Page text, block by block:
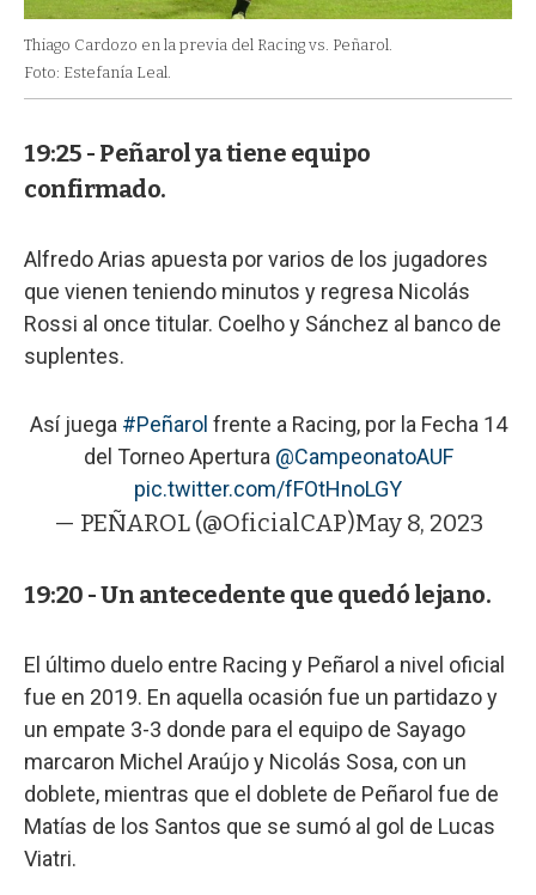
Thiago Cardozo en la previa del Racing vs. Peñarol.
Foto: Estefanía Leal.
19:25 - Peñarol ya tiene equipo
confirmado.
Alfredo Arias apuesta por varios de los jugadores
que vienen teniendo minutos y regresa Nicolás
Rossi al once titular. Coelho y Sánchez al banco de
suplentes.
Así juega #Peñarol frente a Racing, por la Fecha 14
del Torneo Apertura @CampeonatoAUF
pic.twitter.com/fFOtHnoLGY
— PEÑAROL (@OficialCAP)May 8, 2023
19:20 - Un antecedente que quedó lejano.
El último duelo entre Racing y Peñarol a nivel oficial
fue en 2019. En aquella ocasión fue un partidazo y
un empate 3-3 donde para el equipo de Sayago
marcaron Michel Araújo y Nicolás Sosa, con un
doblete, mientras que el doblete de Peñarol fue de
Matías de los Santos que se sumó al gol de Lucas
Viatri.